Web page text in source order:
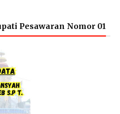
Pesawaran Nomor 01